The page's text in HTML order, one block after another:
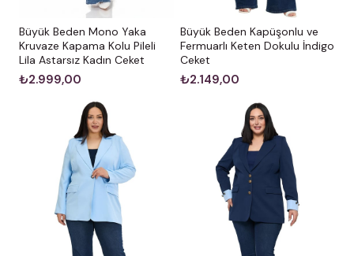
Büyük Beden Mono Yaka
Kruvaze Kapama Kolu Pileli
Lila Astarsız Kadın Ceket
₺2.999,00
Büyük Beden Kapüşonlu ve
Fermuarlı Keten Dokulu İndigo
Ceket
₺2.149,00